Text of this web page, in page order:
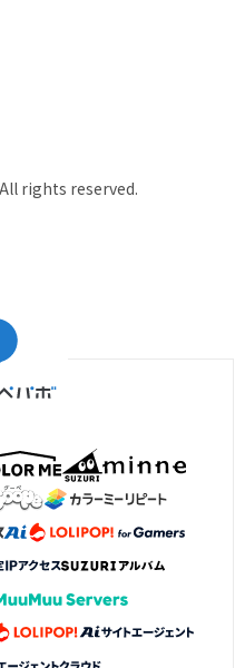
rights reserved.